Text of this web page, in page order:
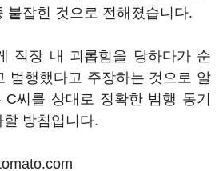
붙잡힌 것으로 전해졌습니다.
직장 내 괴롭힘을 당하다가 순
범행했다고 주장하는 것으로 알
C씨를 상대로 정확한 범행 동기
방침입니다.